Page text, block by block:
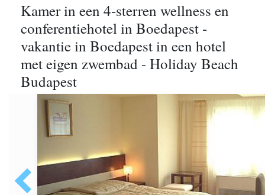
Kamer in een 4-sterren wellness en
conferentiehotel in Boedapest -
vakantie in Boedapest in een hotel
met eigen zwembad - Holiday Beach
Budapest